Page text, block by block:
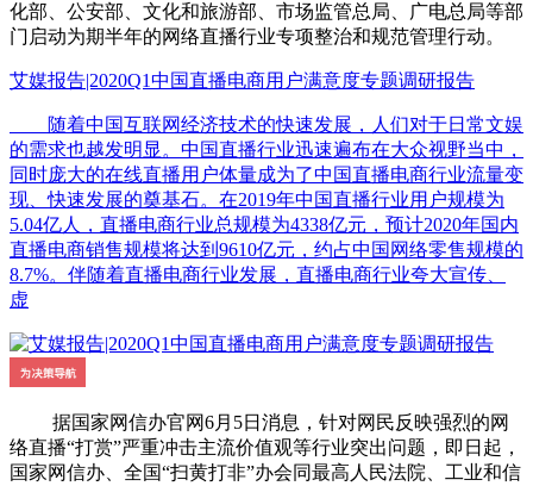
化部、公安部、文化和旅游部、市场监管总局、广电总局等部
门启动为期半年的网络直播行业专项整治和规范管理行动。
艾媒报告|2020Q1中国直播电商用户满意度专题调研报告
随着中国互联网经济技术的快速发展，人们对于日常文娱
的需求也越发明显。中国直播行业迅速遍布在大众视野当中，
同时庞大的在线直播用户体量成为了中国直播电商行业流量变
现、快速发展的奠基石。在2019年中国直播行业用户规模为
5.04亿人，直播电商行业总规模为4338亿元，预计2020年国内
直播电商销售规模将达到9610亿元，约占中国网络零售规模的
8.7%。伴随着直播电商行业发展，直播电商行业夸大宣传、
虚
据国家网信办官网6月5日消息，针对网民反映强烈的网
络直播“打赏”严重冲击主流价值观等行业突出问题，即日起，
国家网信办、全国“扫黄打非”办会同最高人民法院、工业和信